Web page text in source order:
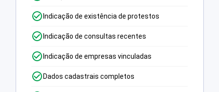
Indicação de existência de protestos
Indicação de consultas recentes
Indicação de empresas vinculadas
Dados cadastrais completos